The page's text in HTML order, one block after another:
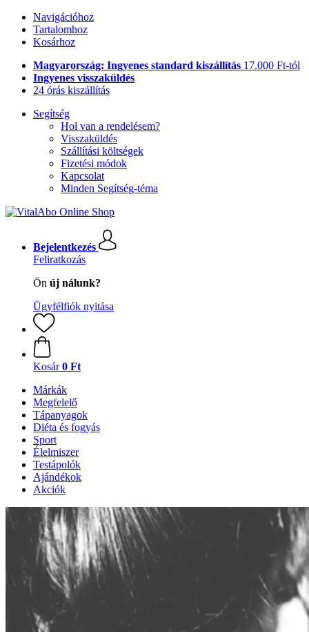
Navigációhoz
Tartalomhoz
Kosárhoz
Magyarország: Ingyenes standard kiszállítás 17.000 Ft-tól
Ingyenes visszaküldés
24 órás kiszállítás
Segítség
Hol van a rendelésem?
Visszaküldés
Szállítási költségek
Fizetési módok
Kapcsolat
Minden Segítség-téma
Bejelentkezés
Feliratkozás
Ön új nálunk?
Ügyfélfiók nyitása
Kosár 0 Ft
Márkák
Megfelelő
Tápanyagok
Diéta és fogyás
Sport
Élelmiszer
Testápolók
Ajándékok
Akciók